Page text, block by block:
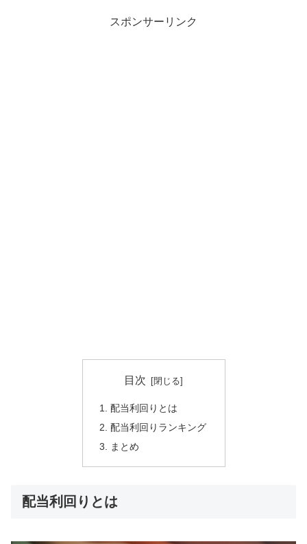
スポンサーリンク
目次
配当利回りとは
配当利回りランキング
まとめ
配当利回りとは